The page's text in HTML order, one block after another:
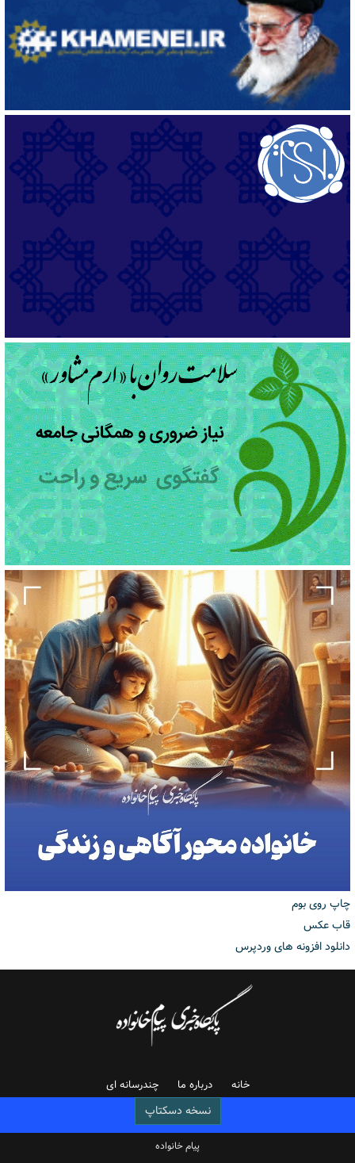
چاپ روی بوم
قاب عکس
دانلود افزونه های وردپرس
خانه درباره ما چندرسانه ای
نسخه دسکتاپ
پیام خانواده